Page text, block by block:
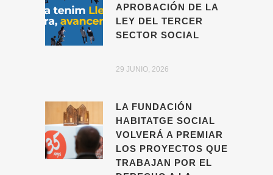
APROBACIÓN DE LA
LEY DEL TERCER
SECTOR SOCIAL
29 JUNIO, 2026
LA FUNDACIÓN
HABITATGE SOCIAL
VOLVERÁ A PREMIAR
LOS PROYECTOS QUE
TRABAJAN POR EL